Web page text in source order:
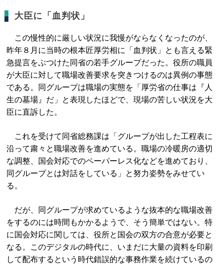
大臣に「血判状」
この慢性的に厳しい状況に我慢がならなくなったのが、
昨年８月に当時の根本匠厚労相に「血判状」とも言える緊
急提言をぶつけた同省の若手グループだった。役所の職員
が大臣に対して職場改善要求を突きつけるのは異例の事態
である。同グループは職場の実態を「厚労省の仕事は『人
生の墓場』だ」と表現したほどで、現場の苦しい状況を大
臣に直訴した。
これを受けて同省総務課は「グループが出した工程表に
沿って粛々と職場改善を進めている。職場の冷暖房の適切
な調整、国会対応でのペーパーレス化などを進めており、
同グループとは対話をしている」と努力姿勢をみせてい
る。
だが、同グループが求めているような抜本的な職場改善
をするのには時間もかかるようで、そう簡単ではない。特
に国会対応に関しては、役所と国会の双方の合意が必要と
なる。このデジタルの時代に、いまだに大量の資料を印刷
して配布するという時代錯誤的な事務作業を続けているの